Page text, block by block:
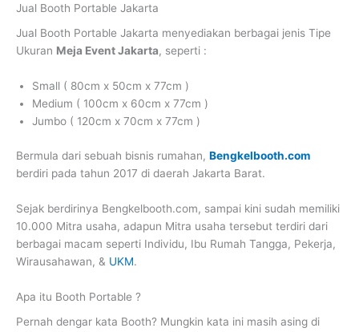
Jual Booth Portable Jakarta
Jual Booth Portable Jakarta menyediakan berbagai jenis Tipe
Ukuran Meja Event Jakarta, seperti :
Small ( 80cm x 50cm x 77cm )
Medium ( 100cm x 60cm x 77cm )
Jumbo ( 120cm x 70cm x 77cm )
Bermula dari sebuah bisnis rumahan, Bengkelbooth.com
berdiri pada tahun 2017 di daerah Jakarta Barat.
Sejak berdirinya Bengkelbooth.com, sampai kini sudah memiliki
10.000 Mitra usaha, adapun Mitra usaha tersebut terdiri dari
berbagai macam seperti Individu, Ibu Rumah Tangga, Pekerja,
Wirausahawan, & UKM.
Apa itu Booth Portable ?
Pernah dengar kata Booth? Mungkin kata ini masih asing di